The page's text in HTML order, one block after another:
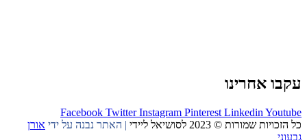
עקבו אחרינו
Facebook Twitter Instagram Pinterest Linkedin Youtube
כל הזכויות שמורות © 2023 לסושיאל ליידי
| האתר נבנה על ידי אורן
גבעוני